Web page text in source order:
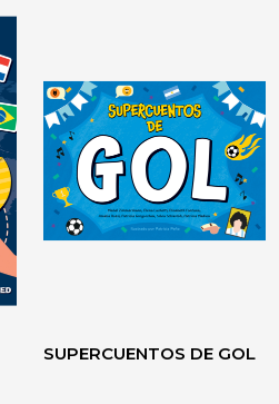
GIMNASIA MENTAL:
JUEGOS DE LÓGICA
DIDÁCTICAS
SUPERCUENTOS DE GOL